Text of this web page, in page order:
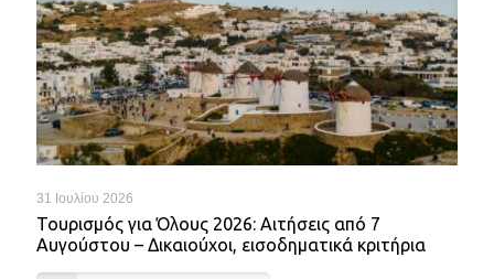
31 Ιουλίου 2026
Τουρισμός για Όλους 2026: Αιτήσεις από 7
Αυγούστου – Δικαιούχοι, εισοδηματικά κριτήρια